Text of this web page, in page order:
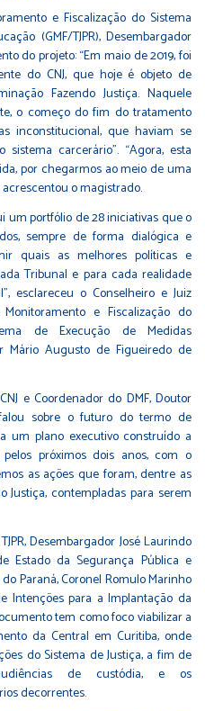
e Fiscalização do Sistema
(GMF/TJPR), Desembargador
do projeto: “Em maio de 2019, foi
do CNJ, que hoje é objeto de
Fazendo Justiça. Naquele
o começo do fim do tratamento
inconstitucional, que haviam se
carcerário”. “Agora, esta
por chegarmos ao meio de uma
o magistrado.
um portfólio de 28 iniciativas que o
sempre de forma dialógica e
quais as melhores políticas e
Tribunal e para cada realidade
esclareceu o Conselheiro e Juiz
e Fiscalização do
de Execução de Medidas
Mário Augusto de Figueiredo de
e Coordenador do DMF, Doutor
sobre o futuro do termo de
um plano executivo construído a
próximos dois anos, com o
as ações que foram, dentre as
Justiça, contempladas para serem
Desembargador José Laurindo
Estado da Segurança Pública e
Paraná, Coronel Romulo Marinho
Intenções para a Implantação da
tem como foco viabilizar a
da Central em Curitiba, onde
do Sistema de Justiça, a fim de
de custódia, e os
decorrentes.